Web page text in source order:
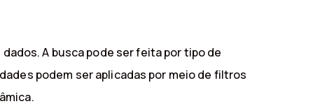
A busca pode ser feita por tipo de
podem ser aplicadas por meio de filtros